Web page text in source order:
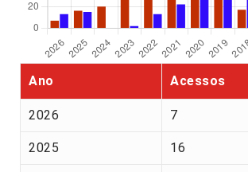
Ano Acessos
2026 7
2025 16